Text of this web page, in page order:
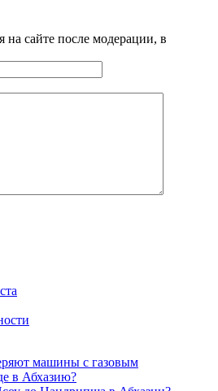
сайте после модерации, в
машины с газовым
в Абхазию?